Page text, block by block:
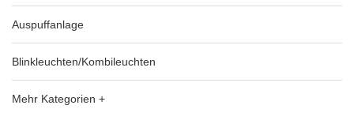
Auspuffanlage
Blinkleuchten/Kombileuchten
Mehr Kategorien +